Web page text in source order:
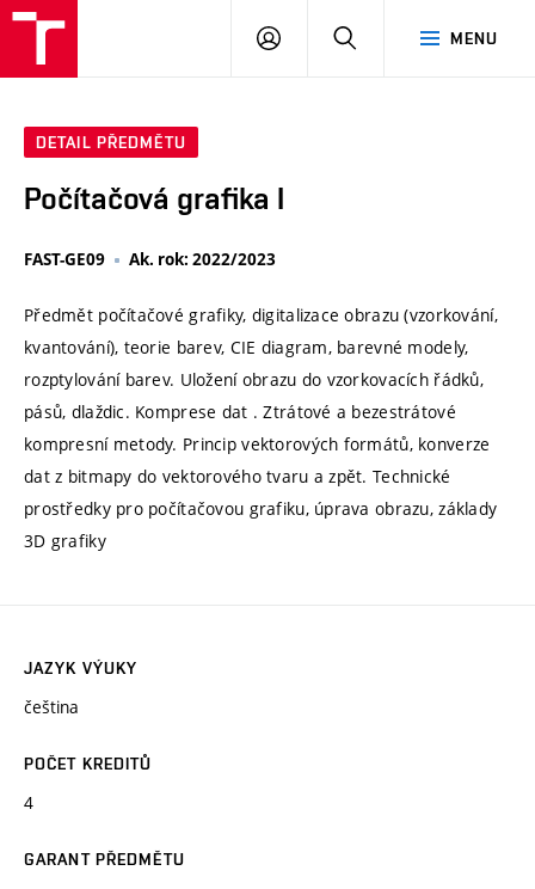
MENU
PŘIHLÁSIT
DETAIL PŘEDMĚTU
Počítačová grafika I
FAST-GE09 Ak. rok: 2022/2023
Předmět počítačové grafiky, digitalizace obrazu (vzorkování,
kvantování), teorie barev, CIE diagram, barevné modely,
rozptylování barev. Uložení obrazu do vzorkovacích řádků,
pásů, dlaždic. Komprese dat . Ztrátové a bezestrátové
kompresní metody. Princip vektorových formátů, konverze
dat z bitmapy do vektorového tvaru a zpět. Technické
prostředky pro počítačovou grafiku, úprava obrazu, základy
3D grafiky
JAZYK VÝUKY
čeština
POČET KREDITŮ
4
GARANT PŘEDMĚTU